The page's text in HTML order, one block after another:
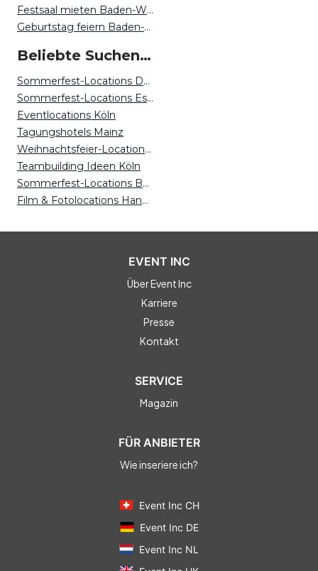
Festsaal mieten Baden-Württemberg
Geburtstag feiern Baden-Württemberg
Beliebte Suchen auf Event Inc
Sommerfest-Locations Dortmund
Sommerfest-Locations Essen
Eventlocations Köln
Tagungshotels Mainz
Weihnachtsfeier-Locations Essen
Teambuilding Ideen Köln
Sommerfest-Locations Bonn
Film & Fotolocations Hannover
EVENT INC
Über Event Inc
Karriere
Presse
Kontakt
SERVICE
Magazin
FÜR ANBIETER
Wie inseriere ich?
Event Inc CH
Event Inc DE
Event Inc NL